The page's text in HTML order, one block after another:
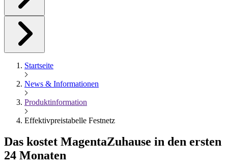
Startseite
News & Informationen
Produktinformation
Effektivpreistabelle Festnetz
Das kostet MagentaZuhause in den ersten
24 Monaten